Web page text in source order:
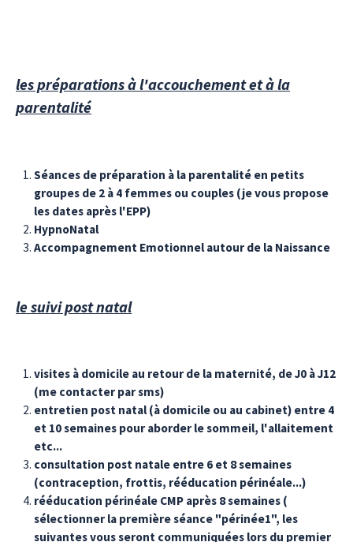
les préparations à l'accouchement et à la
parentalité
Séances de préparation à la parentalité en petits
groupes de 2 à 4 femmes ou couples (je vous propose
les dates après l'EPP)
HypnoNatal
Accompagnement Emotionnel autour de la Naissance
le suivi post natal
visites à domicile au retour de la maternité, de J0 à J12
(me contacter par sms)
entretien post natal (à domicile ou au cabinet) entre 4
et 10 semaines pour aborder le sommeil, l'allaitement
etc...
consultation post natale entre 6 et 8 semaines
(contraception, frottis, rééducation périnéale...)
rééducation périnéale CMP après 8 semaines (
sélectionner la première séance "périnée1", les
suivantes vous seront communiquées lors du premier